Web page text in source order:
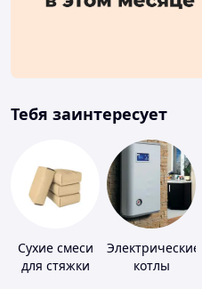
Тебя заинтересует
Сухие смеси
для стяжки
Электрические
котлы